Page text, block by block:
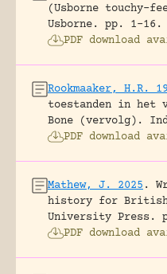
(Usborne touchy-
Usborne.
pp. 1-16.
PDF download
Rookmaaker, H.R.
toestanden in het
Bone (vervolg).
PDF download
Mathew, J. 2025 .
history for
University Press.
PDF download